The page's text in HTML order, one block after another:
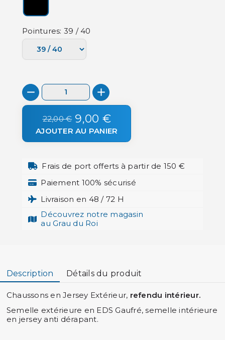
Pointures: 39 / 40
22,00 € 9,00 €
AJOUTER AU PANIER
Frais de port offerts à partir de 150 €
Paiement 100% sécurisé
Livraison en 48 / 72 H
Découvrez notre magasin
au Grau du Roi
Description Détails du produit
Chaussons en Jersey Extérieur, refendu intérieur.
Semelle extérieure en EDS Gaufré, semelle intérieure
en jersey anti dérapant.